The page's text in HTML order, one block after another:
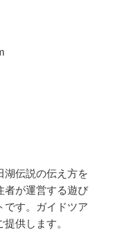
湖伝説の伝え方を
者が運営する遊び
です。ガイドツア
供します。